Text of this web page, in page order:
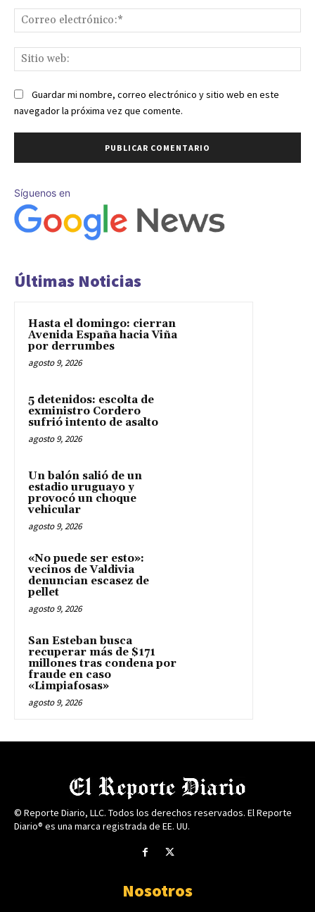
Guardar mi nombre, correo electrónico y sitio web en este
navegador la próxima vez que comente.
Síguenos en
Últimas Noticias
Hasta el domingo: cierran
Avenida España hacia Viña
por derrumbes
agosto 9, 2026
5 detenidos: escolta de
exministro Cordero
sufrió intento de asalto
agosto 9, 2026
Un balón salió de un
estadio uruguayo y
provocó un choque
vehicular
agosto 9, 2026
«No puede ser esto»:
vecinos de Valdivia
denuncian escasez de
pellet
agosto 9, 2026
San Esteban busca
recuperar más de $171
millones tras condena por
fraude en caso
«Limpiafosas»
agosto 9, 2026
© Reporte Diario, LLC. Todos los derechos reservados. El Reporte
Diario® es una marca registrada de EE. UU.
Nosotros